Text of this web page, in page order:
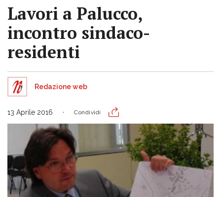
Lavori a Palucco,
incontro sindaco-
residenti
Redazione web
13 Aprile 2016 Condividi